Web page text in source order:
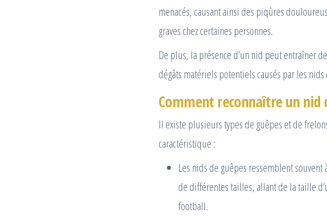
menacés, causant ainsi des piqûres
graves chez certaines personnes.
De plus, la présence d’un nid peut entraîner
dégâts matériels potentiels causés par les
Comment reconnaître un nid
Il existe plusieurs types de guêpes et de
caractéristique :
Les nids de guêpes ressemblent
de différentes tailles, allant de la taille
football.